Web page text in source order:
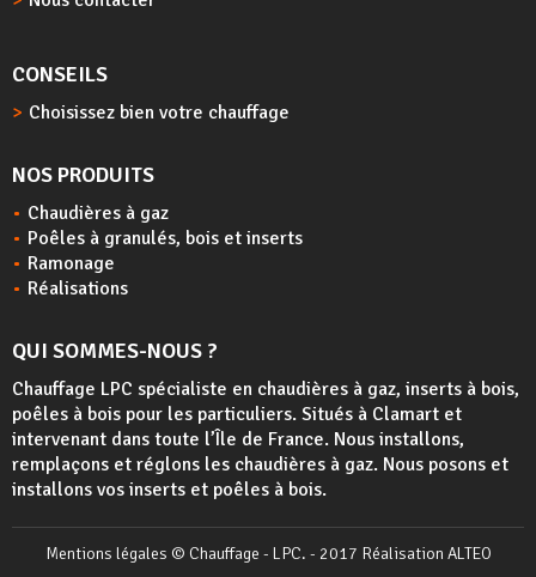
CONSEILS
Choisissez bien votre chauffage
NOS PRODUITS
Chaudières à gaz
Poêles à granulés, bois et inserts
Ramonage
Réalisations
QUI SOMMES-NOUS ?
Chauffage LPC spécialiste en chaudières à gaz, inserts à bois,
poêles à bois pour les particuliers. Situés à Clamart et
intervenant dans toute l’Île de France. Nous installons,
remplaçons et réglons les chaudières à gaz. Nous posons et
installons vos inserts et poêles à bois.
Mentions légales © Chauffage - LPC. - 2017 Réalisation ALTEO